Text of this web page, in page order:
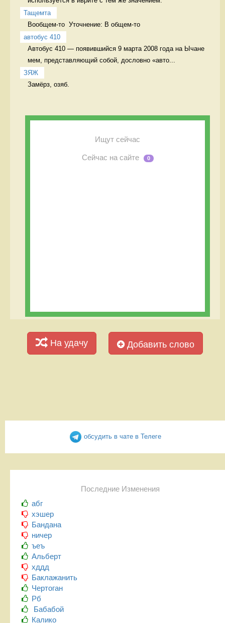
Тащемта
Вообщем-то  Уточнение: В общем-то
автобус 410
Автобус 410 — появившийся 9 марта 2008 года на Ычане
мем, представляющий собой, дословно «авто...
ЗЯЖ
Замёрз, озяб.
Ищут сейчас
Сейчас на сайте 0
На удачу Добавить слово
обсудить в чате в Телеге
Последние Изменения
абг
хэшер
Бандана
ничер
ъеъ
Альберт
хддд
Баклажанить
Чертоган
Рб
Бабабой
Калико